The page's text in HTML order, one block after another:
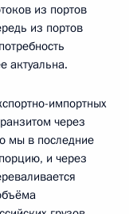
из портов
из портов
актуальна.
импортных
через
мы в последние
и через